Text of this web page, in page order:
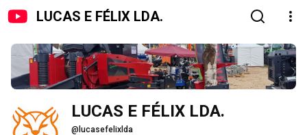
LUCAS E FÉLIX LDA.
LUCAS E FÉLIX LDA.
@lucasefelixlda